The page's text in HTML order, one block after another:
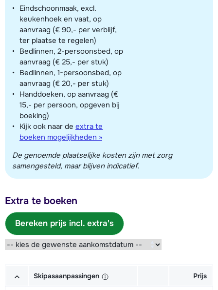
Eindschoonmaak, excl.
keukenhoek en vaat, op
aanvraag (€ 90,- per verblijf,
ter plaatse te regelen)
Bedlinnen, 2-persoonsbed, op
aanvraag (€ 25,- per stuk)
Bedlinnen, 1-persoonsbed, op
aanvraag (€ 20,- per stuk)
Handdoeken, op aanvraag (€
15,- per persoon, opgeven bij
boeking)
Kijk ook naar de extra te
boeken mogelijkheden »
De genoemde plaatselijke kosten zijn met zorg
samengesteld, maar blijven indicatief.
Extra te boeken
Bereken prijs incl. extra's
Skipasaanpassingen Prijs